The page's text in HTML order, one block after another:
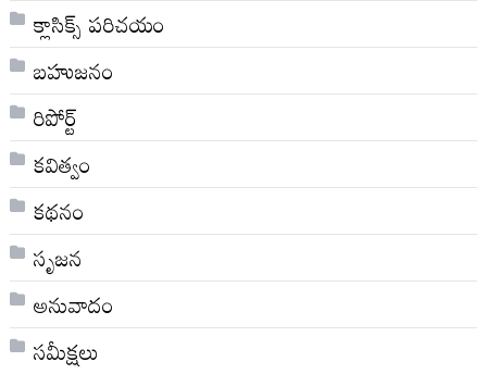
క్లాసిక్స్ ప‌రిచ‌యం
బహుజనం
రిపోర్ట్
కవిత్వం
కథనం
సృజన
అనువాదం
సమీక్షలు